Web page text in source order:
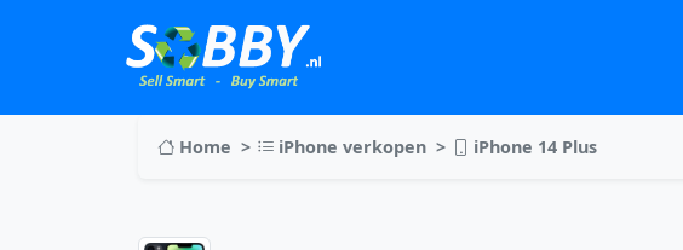
Home iPhone verkopen iPhone 14 Plus